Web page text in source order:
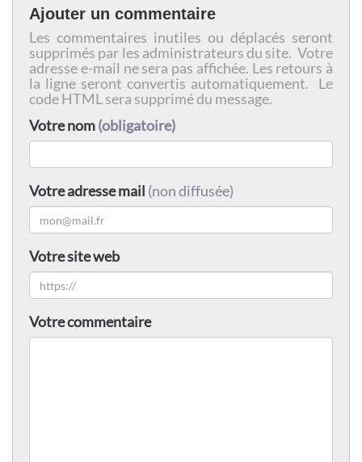
Ajouter un commentaire
Les commentaires inutiles ou déplacés seront
supprimés par les administrateurs du site. Votre
adresse e-mail ne sera pas affichée. Les retours à
la ligne seront convertis automatiquement. Le
code HTML sera supprimé du message.
Votre nom(obligatoire)
Votre adresse mail (non diffusée)
Votre site web
Votre commentaire